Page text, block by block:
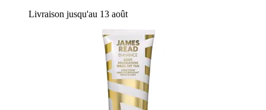
Livraison jusqu'au 13 août